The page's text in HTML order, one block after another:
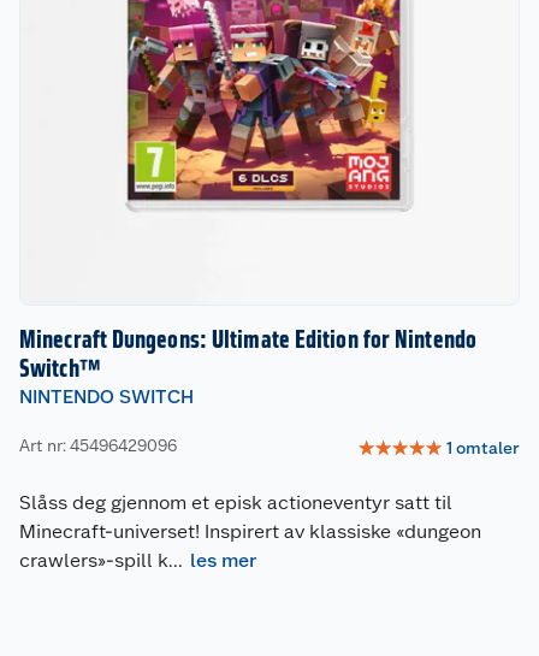
Minecraft Dungeons: Ultimate Edition for Nintendo
Switch™
NINTENDO SWITCH
Art nr: 45496429096 ☆☆☆☆☆ 1 omtaler
Slåss deg gjennom et episk actioneventyr satt til
Minecraft-universet! Inspirert av klassiske «dungeon
crawlers»-spill k... les mer